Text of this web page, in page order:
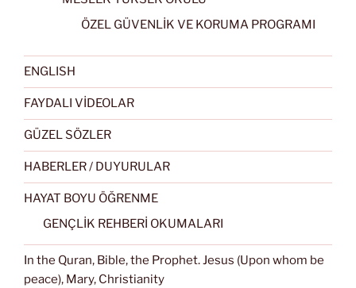
ÖZEL GÜVENLİK VE KORUMA PROGRAMI
ENGLISH
FAYDALI VİDEOLAR
GÜZEL SÖZLER
HABERLER / DUYURULAR
HAYAT BOYU ÖĞRENME
GENÇLİK REHBERİ OKUMALARI
In the Quran, Bible, the Prophet. Jesus (Upon whom be
peace), Mary, Christianity